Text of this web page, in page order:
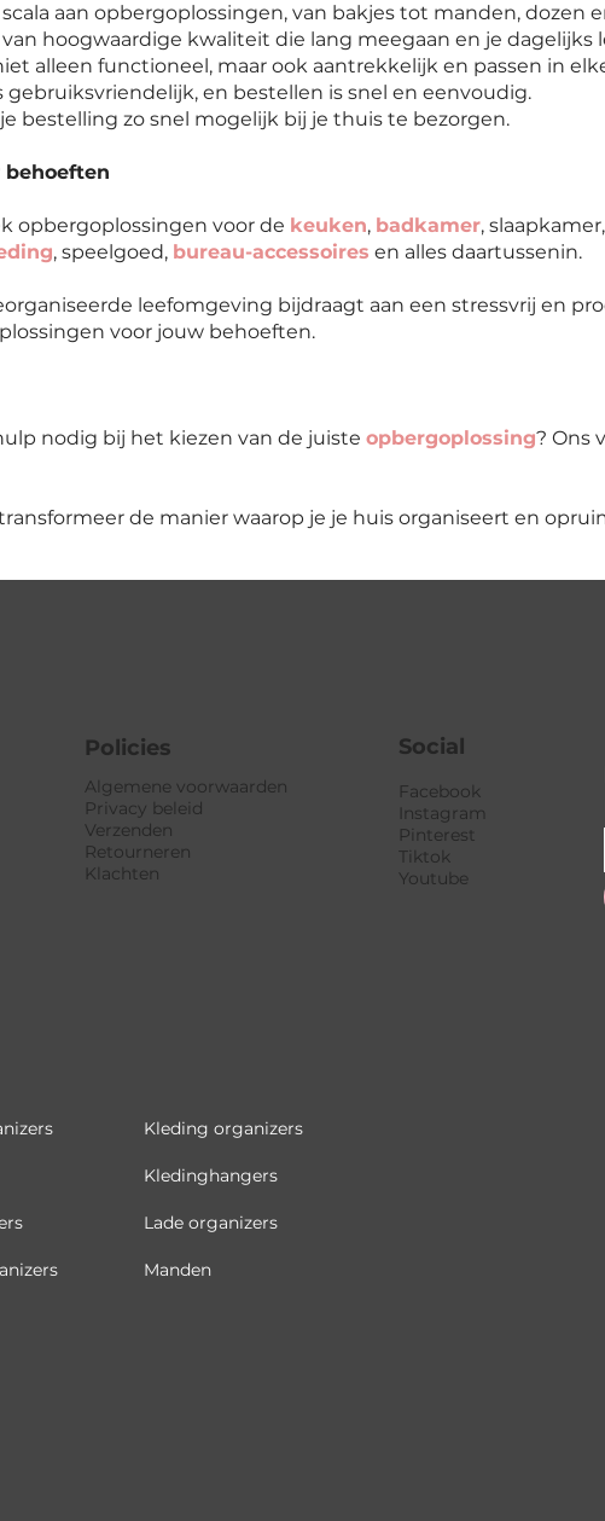
aan opbergoplossingen, van bakjes tot manden, dozen
hoogwaardige kwaliteit die lang meegaan en je dagelijks
alleen functioneel, maar ook aantrekkelijk en passen in
gebruiksvriendelijk, en bestellen is snel en eenvoudig.
bestelling zo snel mogelijk bij je thuis te bezorgen.
opbergoplossingen voor de keuken, badkamer,
, speelgoed, bureau-accessoires en alles daartussenin.
leefomgeving bijdraagt aan een stressvrij en
voor jouw behoeften.
nodig bij het kiezen van de juiste opbergoplossing? Ons
de manier waarop je je huis organiseert en
Policies
Algemene voorwaarden
Privacy beleid
Verzenden
Retourneren
Klachten
Facebook
Instagram
Pinterest
Tiktok
Youtube
Social
Kleding organizers
Kledinghangers
Lade organizers
Manden